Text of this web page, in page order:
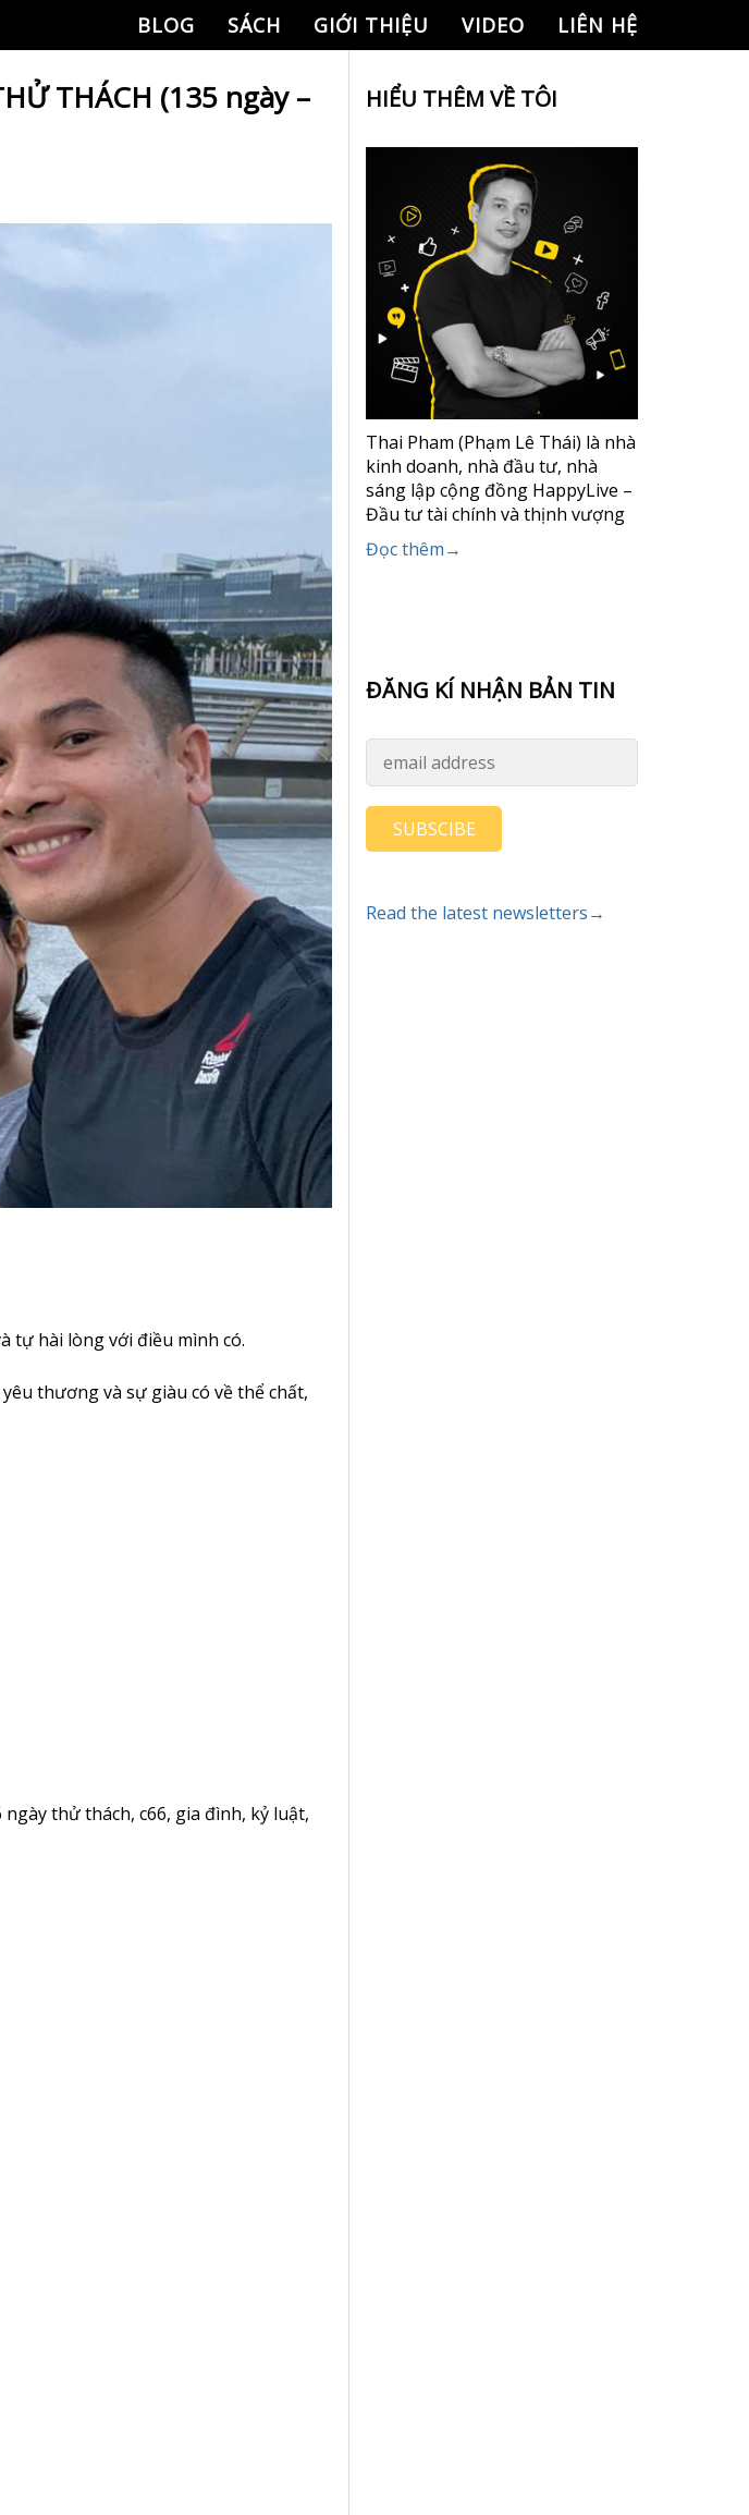
BLOG SÁCH GIỚI THIỆU VIDEO LIÊN HỆ
THÁCH (135 ngày –
tự hài lòng với điều mình có.
thương và sự giàu có về thể chất,
ngày thử thách, c66, gia đình, kỷ luật,
HIỂU THÊM VỀ TÔI
Thai Pham (Phạm Lê Thái) là nhà
kinh doanh, nhà đầu tư, nhà
sáng lập cộng đồng HappyLive –
Đầu tư tài chính và thịnh vượng
Đọc thêm→
ĐĂNG KÍ NHẬN BẢN TIN
SUBSCIBE
Read the latest newsletters→